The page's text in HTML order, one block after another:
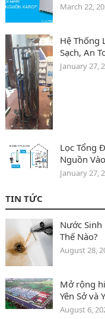
March 22,
Hệ Thống
Sạch, An
January 27,
Lọc Tổng
Nguồn
January 27,
TIN TỨC
Nước Sinh
Thế Nào?
August 28,
Mở rộng
Yên Sở và
August 6,